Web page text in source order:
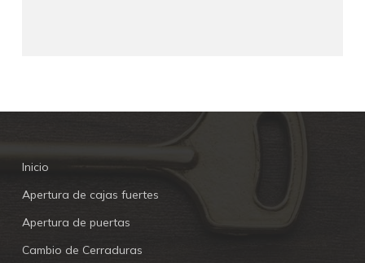
Inicio
Apertura de cajas fuertes
Apertura de puertas
Cambio de Cerraduras